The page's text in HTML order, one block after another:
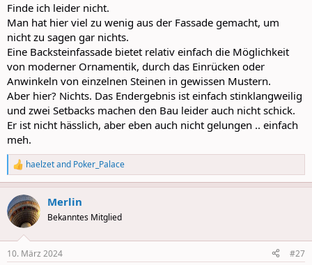
Finde ich leider nicht.
Man hat hier viel zu wenig aus der Fassade gemacht, um
nicht zu sagen gar nichts.
Eine Backsteinfassade bietet relativ einfach die Möglichkeit
von moderner Ornamentik, durch das Einrücken oder
Anwinkeln von einzelnen Steinen in gewissen Mustern.
Aber hier? Nichts. Das Endergebnis ist einfach stinklangweilig
und zwei Setbacks machen den Bau leider auch nicht schick.
Er ist nicht hässlich, aber eben auch nicht gelungen .. einfach
meh.
R
e
a
c
t
i
s
haelzetand Poker_Palace
Merlin
Bekanntes Mitglied
10. März 2024 #27